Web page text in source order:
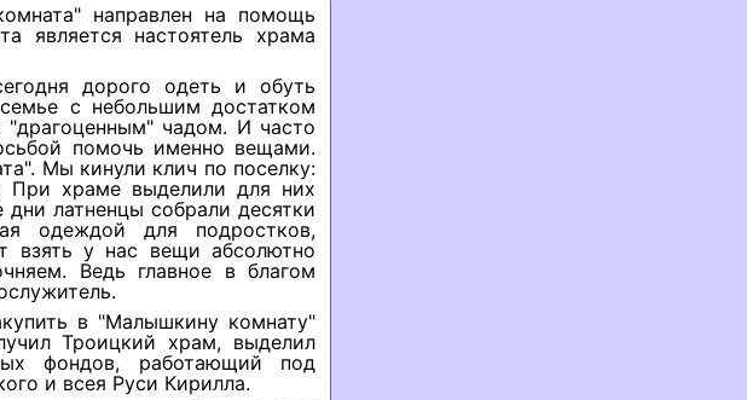
направлен на помощь
является настоятель храма
дорого одеть и обуть
с небольшим достатком
чадом. И часто
помочь именно вещами.
Мы кинули клич по поселку:
храме выделили для них
латненцы собрали десятки
одеждой для подростков,
у нас вещи абсолютно
Ведь главное в благом
в "Малышкину комнату"
Троицкий храм, выделил
фондов, работающий под
и всея Руси Кирилла.